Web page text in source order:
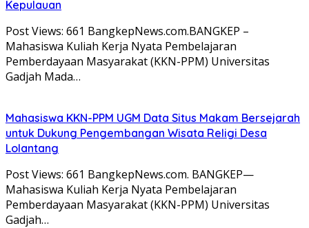
Kepulauan
Post Views: 661 BangkepNews.com.BANGKEP –
Mahasiswa Kuliah Kerja Nyata Pembelajaran
Pemberdayaan Masyarakat (KKN-PPM) Universitas
Gadjah Mada…
Mahasiswa KKN-PPM UGM Data Situs Makam Bersejarah
untuk Dukung Pengembangan Wisata Religi Desa
Lolantang
Post Views: 661 BangkepNews.com. BANGKEP—
Mahasiswa Kuliah Kerja Nyata Pembelajaran
Pemberdayaan Masyarakat (KKN-PPM) Universitas
Gadjah…